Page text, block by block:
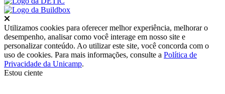
Utilizamos cookies para oferecer melhor experiência, melhorar o
desempenho, analisar como você interage em nosso site e
personalizar conteúdo. Ao utilizar este site, você concorda com o
uso de cookies. Para mais informações, consulte a Política de
Privacidade da Unicamp.
Estou ciente